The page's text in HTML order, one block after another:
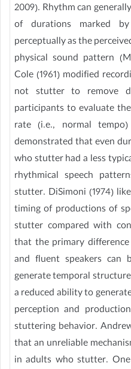
2009). Rhythm can
of durations marked
perceptually as the
physical sound pattern
Cole (1961) modified
not stutter to remove
participants to evaluate
rate (i.e., normal
demonstrated that even
who stutter had a less
rhythmical speech
stutter. DiSimoni (1974)
timing of productions of
stutter compared with
that the primary
and fluent speakers
generate temporal
a reduced ability to
perception and
stuttering behavior.
that an unreliable
in adults who stutter.